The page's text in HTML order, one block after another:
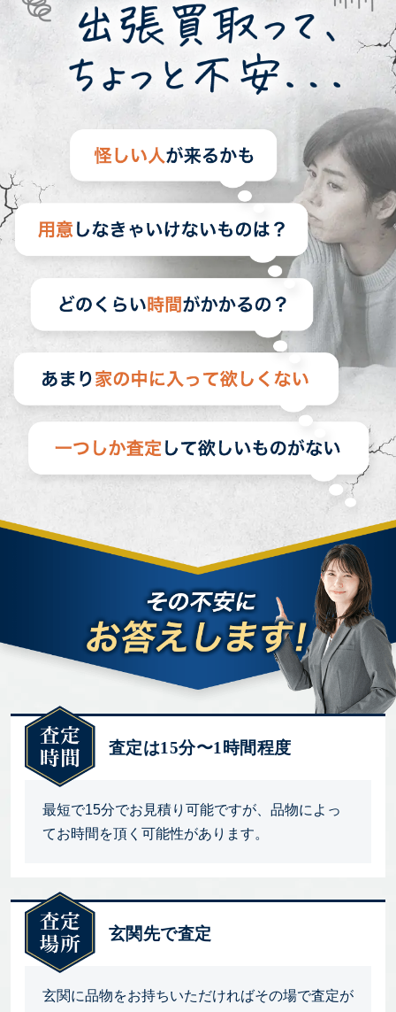
査定は15分〜1時間程度
最短で15分でお見積り可能ですが、品物によっ
てお時間を頂く可能性があります。
玄関先で査定
玄関に品物をお持ちいただければその場で査定が